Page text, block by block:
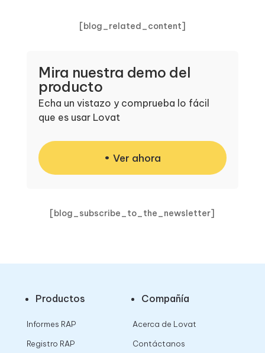
[blog_related_content]
Mira nuestra demo del
producto
Echa un vistazo y comprueba lo fácil
que es usar Lovat
Ver ahora
[blog_subscribe_to_the_newsletter]
Productos
Informes RAP
Registro RAP
Compañía
Acerca de Lovat
Contáctanos